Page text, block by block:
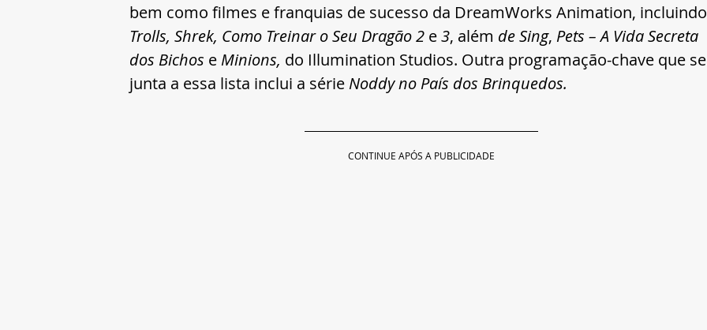
bem como filmes e franquias de sucesso da DreamWorks Animation, incluindo
Trolls, Shrek, Como Treinar o Seu Dragão 2 e 3, além de Sing, Pets – A Vida Secreta
dos Bichos e Minions, do Illumination Studios. Outra programação-chave que se
junta a essa lista inclui a série Noddy no País dos Brinquedos.
CONTINUE APÓS A PUBLICIDADE